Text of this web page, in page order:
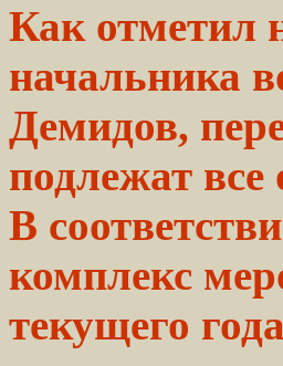
Как отметил
начальника
Демидов,
подлежат
В
комплекс
текущего